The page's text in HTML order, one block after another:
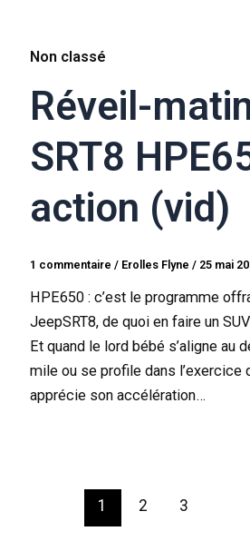
Non classé
Réveil-
SRT8
action (vid)
1 commentaire / Erolles Flyne/ 25 mai
HPE650 : c’est le programme
JeepSRT8, de quoi en faire un
Et quand le lord bébé s’aligne au
mile ou se profile dans l’exercice
apprécie son accélération…
1 2 3